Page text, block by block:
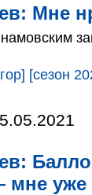
Мне
[сезон
мне уже